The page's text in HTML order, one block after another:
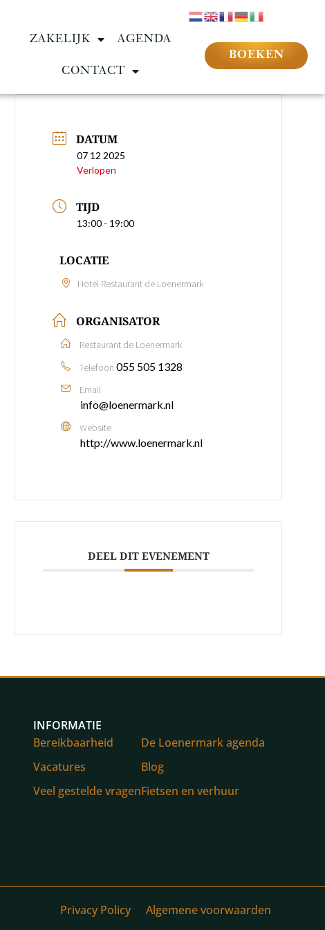
ZAKELIJK AGENDA
CONTACT
BOEKEN
DATUM
07 12 2025
Verlopen
TIJD
13:00 - 19:00
LOCATIE
Hotel Restaurant de Loenermark
ORGANISATOR
Restaurant de Loenermark
Telefoon 055 505 1328
Email
info@loenermark.nl
Website
http://www.loenermark.nl
DEEL DIT EVENEMENT
INFORMATIE
Bereikbaarheid
Vacatures
Veel gestelde vragen
De Loenermark agenda
Blog
Fietsen en verhuur
Privacy Policy Algemene voorwaarden